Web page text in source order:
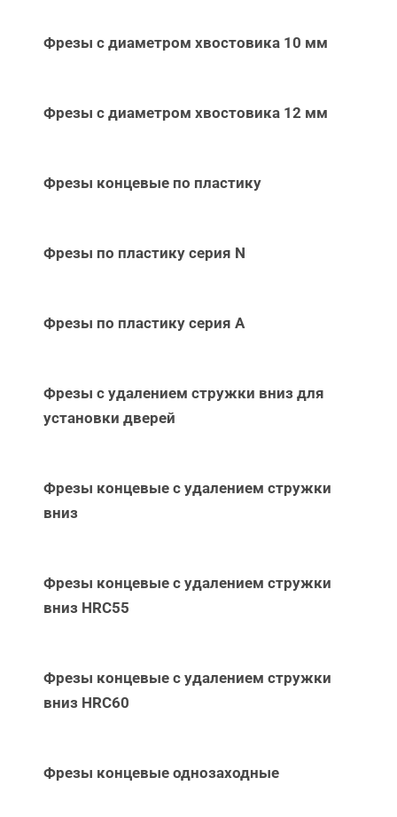
Фрезы с диаметром хвостовика 10 мм
Фрезы с диаметром хвостовика 12 мм
Фрезы концевые по пластику
Фрезы по пластику серия N
Фрезы по пластику серия А
Фрезы с удалением стружки вниз для
установки дверей
Фрезы концевые с удалением стружки
вниз
Фрезы концевые с удалением стружки
вниз НRC55
Фрезы концевые с удалением стружки
вниз НRC60
Фрезы концевые однозаходные